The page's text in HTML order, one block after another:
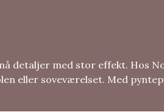
detaljer med stor effekt. Hos
eller soveværelset. Med